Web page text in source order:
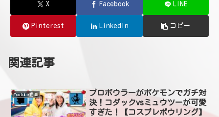
X Facebook LINE
Pinterest LinkedIn コピー
関連記事
Youtube動画
プロボウラーがポケモンでガチ対
決！コダックvsミュウツーが可愛
すぎた！【コスプレボウリング】